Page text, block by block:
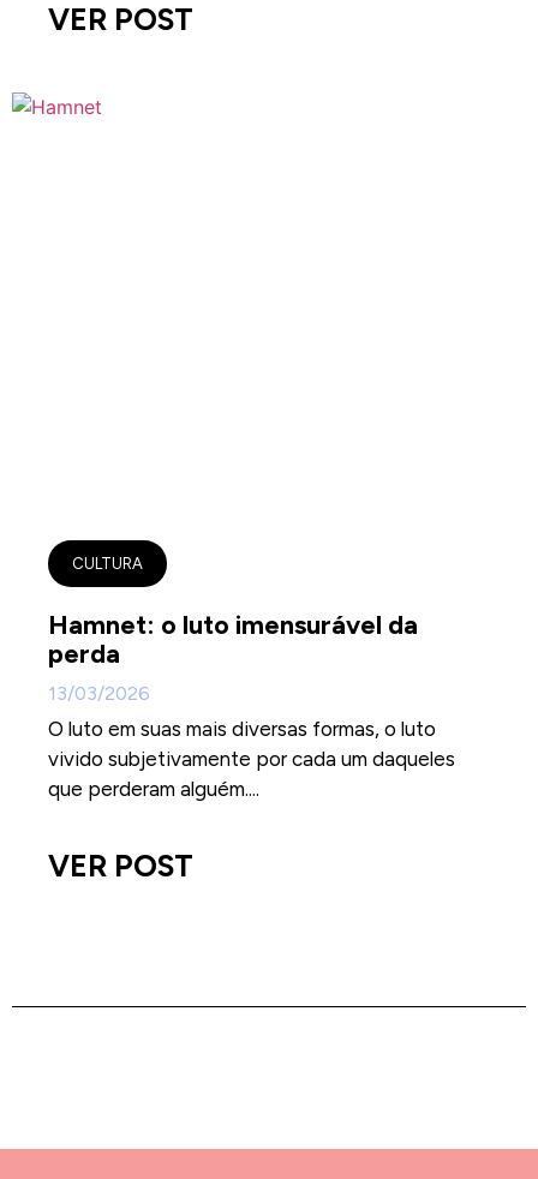
VER POST
CULTURA
Hamnet: o luto imensurável da
perda
13/03/2026
O luto em suas mais diversas formas, o luto
vivido subjetivamente por cada um daqueles
que perderam alguém....
VER POST